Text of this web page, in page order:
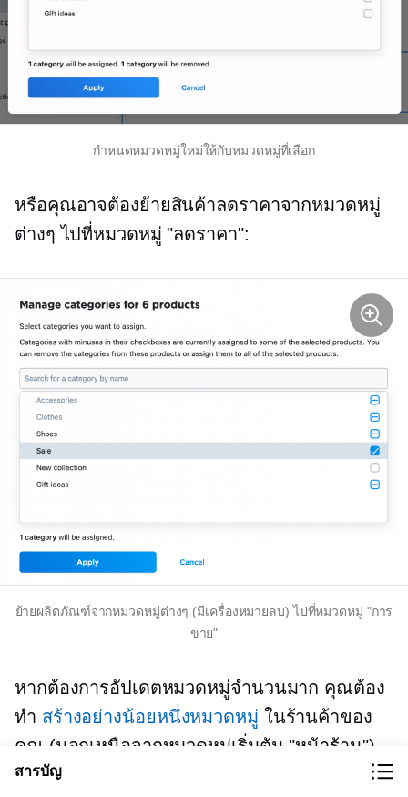
กำหนดหมวดหมู่ใหม่ให้กับหมวดหมู่ที่เลือก
หรือคุณอาจต้องย้ายสินค้าลดราคาจากหมวดหมู่
ต่างๆ ไปที่หมวดหมู่ "ลดราคา":
ย้ายผลิตภัณฑ์จากหมวดหมู่ต่างๆ (มีเครื่องหมายลบ) ไปที่หมวดหมู่ "การ
ขาย"
หากต้องการอัปเดตหมวดหมู่จำนวนมาก คุณต้อง
ทำ สร้างอย่างน้อยหนึ่งหมวดหมู่ ในร้านค้าของ
คุณ (นอกเหนือจากหมวดหมู่เริ่มต้น "หน้าร้าน")
สารบัญ